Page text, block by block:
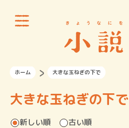
ホーム 大きな玉ねぎの下で
大きな玉ねぎの下で
新しい順 古い順